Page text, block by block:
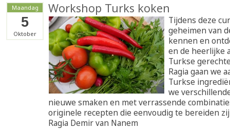
Maandag
5
Oktober
Workshop Turks koken
Tijdens deze
geheimen van
kennen en
en de heerlijke
Turkse
Ragia gaan we
Turkse
we
nieuwe smaken en met verrassende
originele recepten die eenvoudig te bereiden
Ragia Demir van Nanem